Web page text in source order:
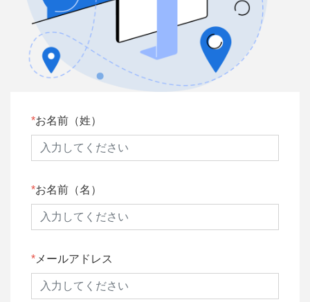
お名前（姓）
お名前（名）
メールアドレス